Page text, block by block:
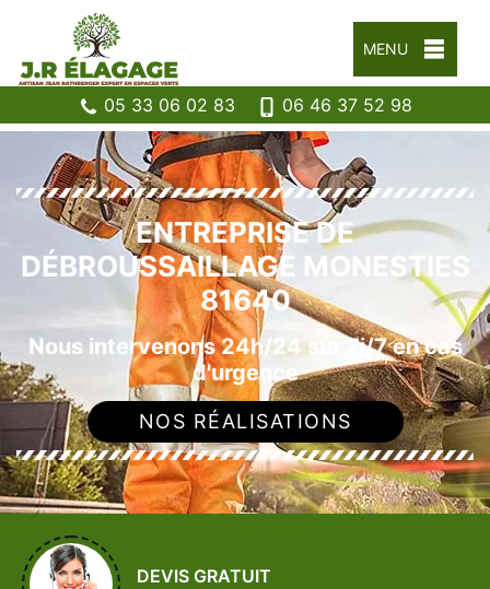
MENU
05 33 06 02 83 06 46 37 52 98
ENTREPRISE DE
DÉBROUSSAILLAGE MONESTIES
81640
Nous intervenons 24h/24 sur 7j/7 en cas
d'urgence
NOS RÉALISATIONS
DEVIS GRATUIT